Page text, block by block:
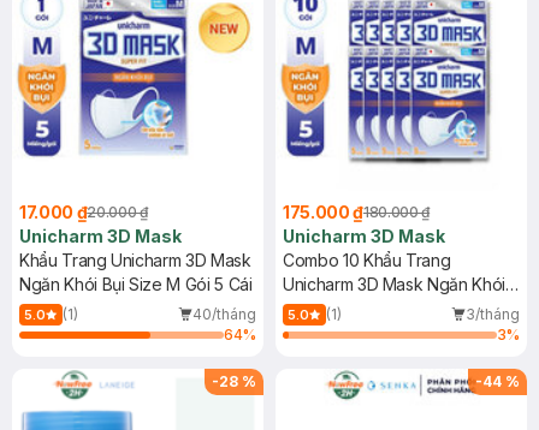
17.000 ₫20.000 ₫
Unicharm 3D Mask
Khẩu Trang Unicharm 3D Mask
Ngăn Khói Bụi Size M Gói 5 Cái
5.0 (1)
40/tháng
64%
175.000 ₫180.000 ₫
Unicharm 3D Mask
Combo 10 Khẩu Trang
Unicharm 3D Mask Ngăn Khói
Bụi Size M 5 Miếng/Gói
5.0 (1)
3/tháng
3%
-28 % -44 %